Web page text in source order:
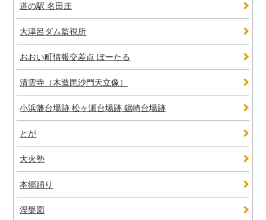
道の駅 名田庄
大津呂ダム監視所
おおい町情報交差点 ぽーたる
清雲寺（木造毘沙門天立像）
小浜藩台場跡 松ヶ瀬台場跡 鋸崎台場跡
とが
大火勢
本郷踊り
涅槃図